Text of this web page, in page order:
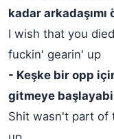
kadar
I wish that you
fuckin' gearin' up
- Keşke bir opp
gitmeye
Shit wasn't part of